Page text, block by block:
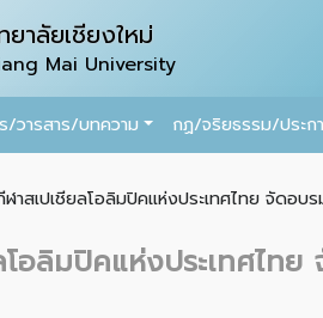
าลัยเชียงใหม่
Mai University
/วารสาร/บทความ กฏ/จริยธรรม/ประก
าสเปเชียลโอลิมปิคแห่งประเทศไทย จัดอ
อลิมปิคแห่งประเทศไท